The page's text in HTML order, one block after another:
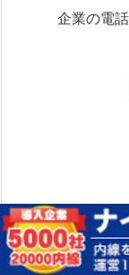
企業の電
よろしければ